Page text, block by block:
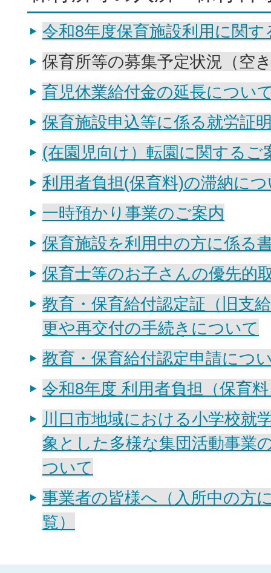
令和8年度保育施設利用に関す
保育所等の募集予定状況（空
育児休業給付金の延長につい
保育施設申込等に係る就労証
(在園児向け）転園に関するご
利用者負担(保育料)の滞納に
一時預かり事業のご案内
保育施設を利用中の方に係る
保育士等のお子さんの優先的
教育・保育給付認定証（旧支
更や再交付の手続きについて
教育・保育給付認定申請につ
令和8年度 利用者負担（保育
川口市地域における小学校就
象とした多様な集団活動事業
ついて
事業者の皆様へ（入所中の方
覧）